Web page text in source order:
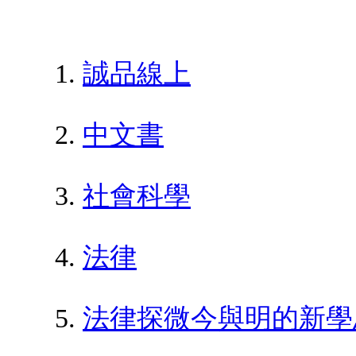
誠品線上
中文書
社會科學
法律
法律探微今與明的新